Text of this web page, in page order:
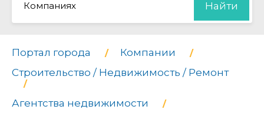
Компаниях Найти
Портал города
Компании
Строительство / Недвижимость / Ремонт
Агентства недвижимости